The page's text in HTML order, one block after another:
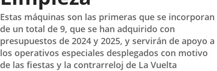
Estas máquinas son las primeras que se incorporan
de un total de 9, que se han adquirido con
presupuestos de 2024 y 2025, y servirán de apoyo a
los operativos especiales desplegados con motivo
de las fiestas y la contrarreloj de La Vuelta